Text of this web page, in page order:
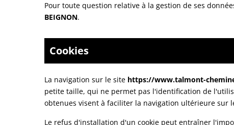
Pour toute question relative à la gestion de ses
BEIGNON.
Cookies
La navigation sur le site https://www.talmont-
petite taille, qui ne permet pas l'identification de
obtenues visent à faciliter la navigation ultérieure sur
Le refus d'installation d'un cookie peut entraîner